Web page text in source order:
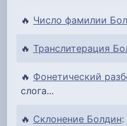
🔥 Число фамилии
🔥 Транслитерация
🔥 Фонетический
слога...
🔥 Склонение Болдин: